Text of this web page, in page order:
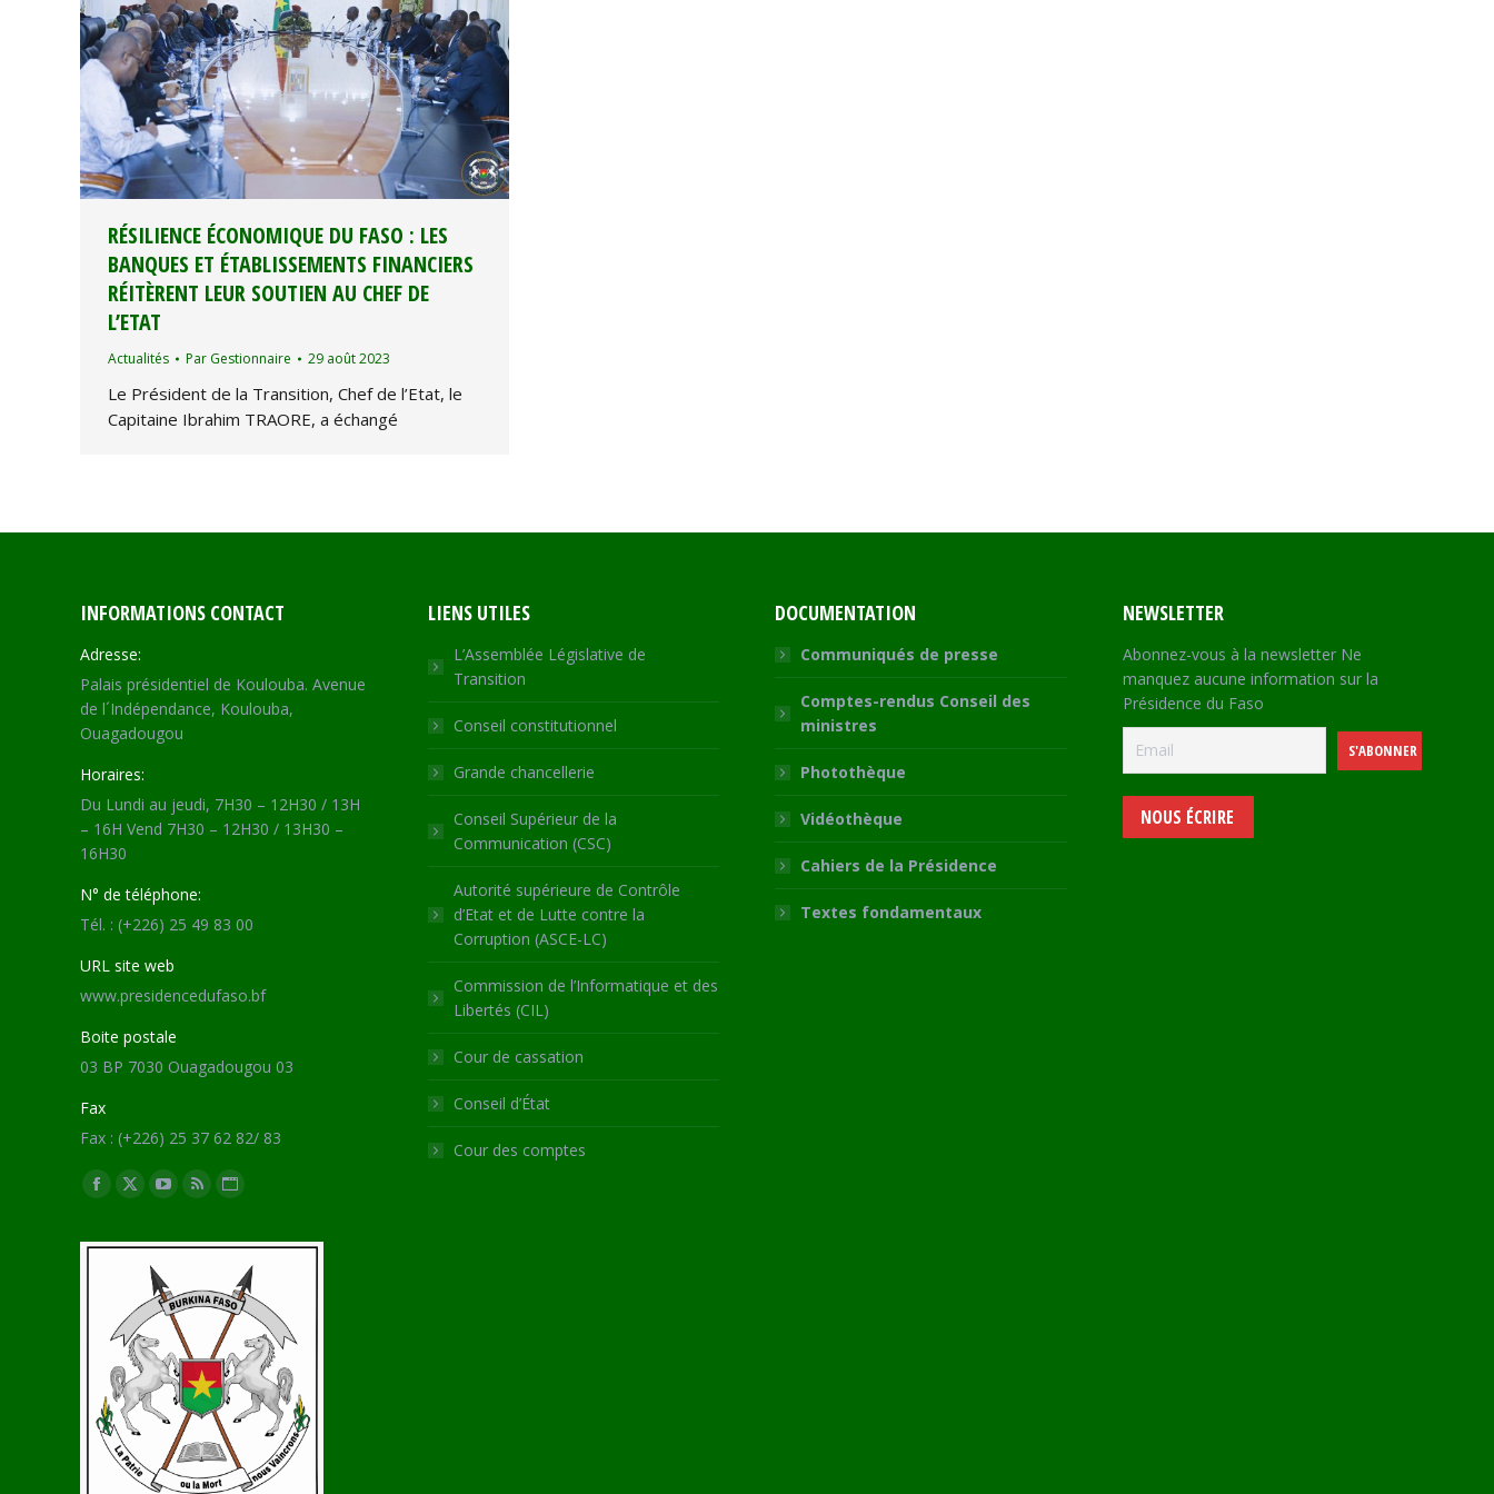
RÉSILIENCE ÉCONOMIQUE DU FASO : LES
BANQUES ET ÉTABLISSEMENTS FINANCIERS
RÉITÈRENT LEUR SOUTIEN AU CHEF DE
L’ETAT
Actualités Par Gestionnaire 29 août 2023
Le Président de la Transition, Chef de l’Etat, le
Capitaine Ibrahim TRAORE, a échangé
INFORMATIONS CONTACT
Adresse:
Palais présidentiel de Koulouba. Avenue
de l´Indépendance, Koulouba,
Ouagadougou
Horaires:
Du Lundi au jeudi, 7H30 – 12H30 / 13H
– 16H Vend 7H30 – 12H30 / 13H30 –
16H30
N° de téléphone:
Tél. : (+226) 25 49 83 00
URL site web
www.presidencedufaso.bf
Boite postale
03 BP 7030 Ouagadougou 03
Fax
Fax : (+226) 25 37 62 82/ 83
Trouvez nous sur :
Facebook
opens
window
X
opens
new
window
YouTube
opens
in
new
window
RSS
opens
new
window
Site
page
opens
in
new
window
LIENS UTILES
L’Assemblée Législative de
Transition
Conseil constitutionnel
Grande chancellerie
Conseil Supérieur de la
Communication (CSC)
Autorité supérieure de Contrôle
d’Etat et de Lutte contre la
Corruption (ASCE-LC)
Commission de l’Informatique et des
Libertés (CIL)
Cour de cassation
Conseil d’État
Cour des comptes
DOCUMENTATION
Communiqués de presse
Comptes-rendus Conseil des
ministres
Photothèque
Vidéothèque
Cahiers de la Présidence
Textes fondamentaux
NEWSLETTER
Abonnez-vous à la newsletter Ne
manquez aucune information sur la
Présidence du Faso
NOUS ÉCRIRE